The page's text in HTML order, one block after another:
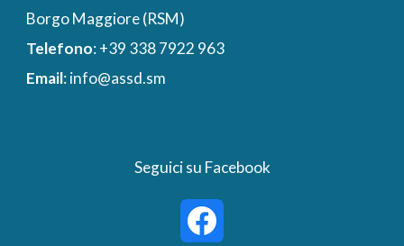
Borgo Maggiore(RSM)
Telefono:+39 338 7922 963
Email:info@assd.sm
Seguici su Facebook